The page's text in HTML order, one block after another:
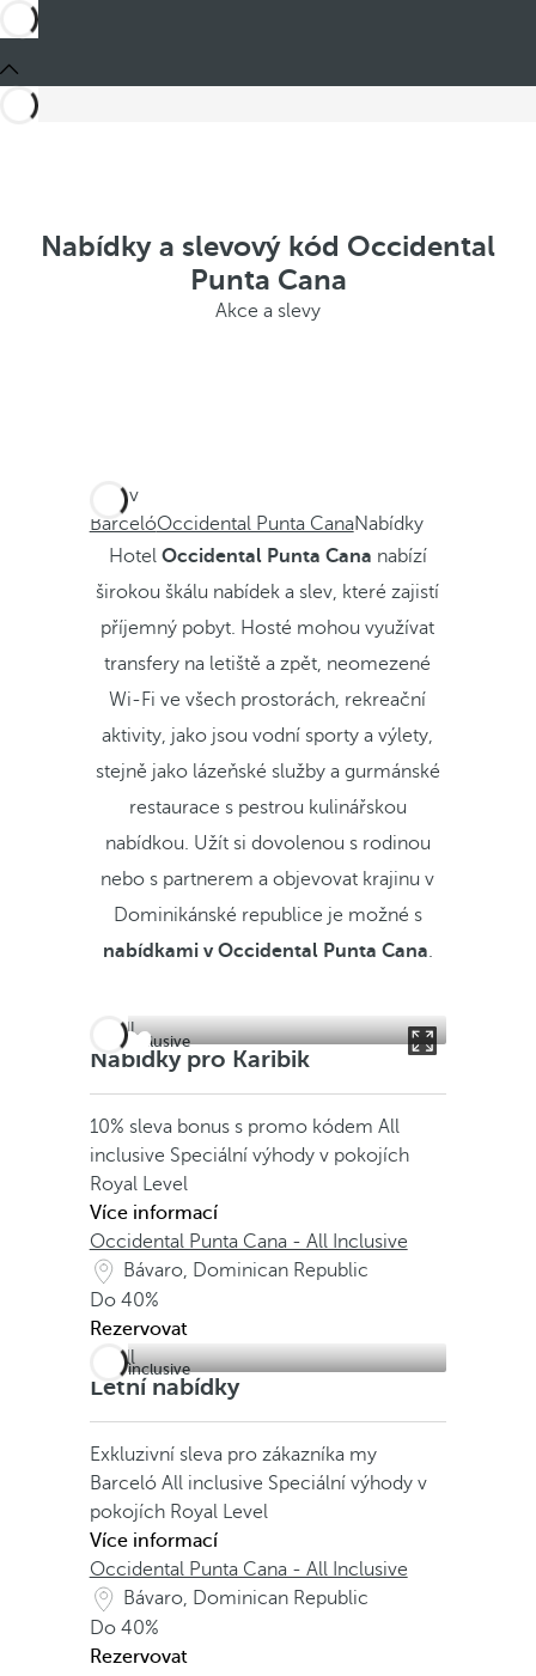
Nabídky a slevový kód Occidental
Punta Cana
Akce a slevy
Jste v
BarcelóOccidental Punta CanaNabídky
Hotel Occidental Punta Cana nabízí
širokou škálu nabídek a slev, které zajistí
příjemný pobyt. Hosté mohou využívat
transfery na letiště a zpět, neomezené
Wi-Fi ve všech prostorách, rekreační
aktivity, jako jsou vodní sporty a výlety,
stejně jako lázeňské služby a gurmánské
restaurace s pestrou kulinářskou
nabídkou. Užít si dovolenou s rodinou
nebo s partnerem a objevovat krajinu v
Dominikánské republice je možné s
nabídkami v Occidental Punta Cana.
All inclusive
Nabídky pro Karibik
10% sleva bonus s promo kódem All
inclusive Speciální výhody v pokojích
Royal Level
Více informací
Occidental Punta Cana - All Inclusive
Bávaro, Dominican Republic
Do 40%
Rezervovat
All inclusive
Letní nabídky
Exkluzivní sleva pro zákazníka my
Barceló All inclusive Speciální výhody v
pokojích Royal Level
Více informací
Occidental Punta Cana - All Inclusive
Bávaro, Dominican Republic
Do 40%
Rezervovat